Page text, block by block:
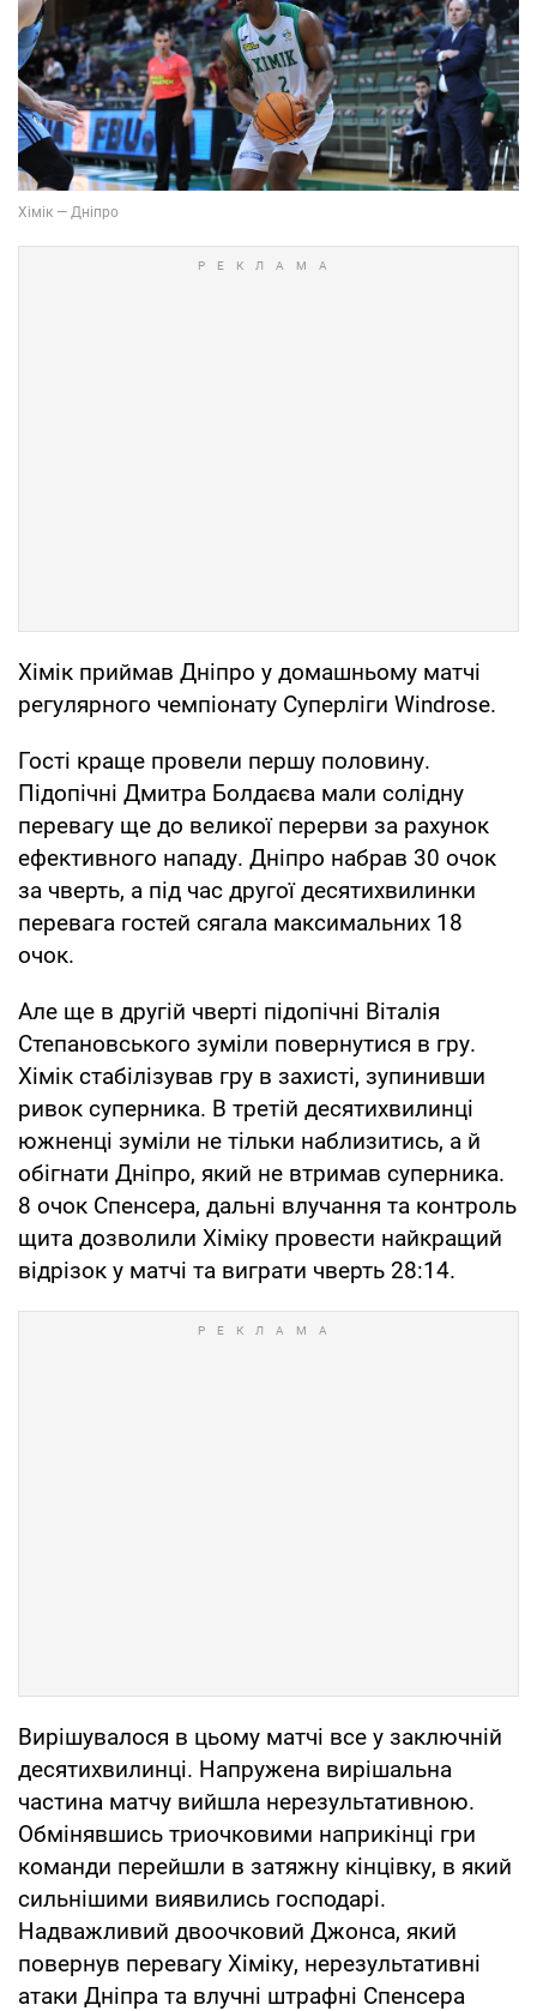
Хімік приймав Дніпро у домашньому матчі
регулярного чемпіонату Суперліги Windrose.
Гості краще провели першу половину.
Підопічні Дмитра Болдаєва мали солідну
перевагу ще до великої перерви за рахунок
ефективного нападу. Дніпро набрав 30 очок
за чверть, а під час другої десятихвилинки
перевага гостей сягала максимальних 18
очок.
Але ще в другій чверті підопічні Віталія
Степановського зуміли повернутися в гру.
Хімік стабілізував гру в захисті, зупинивши
ривок суперника. В третій десятихвилинці
южненці зуміли не тільки наблизитись, а й
обігнати Дніпро, який не втримав суперника.
8 очок Спенсера, дальні влучання та контроль
щита дозволили Хіміку провести найкращий
відрізок у матчі та виграти чверть 28:14.
Вирішувалося в цьому матчі все у заключній
десятихвилинці. Напружена вирішальна
частина матчу вийшла нерезультативною.
Обмінявшись триочковими наприкінці гри
команди перейшли в затяжну кінцівку, в який
сильнішими виявились господарі.
Надважливий двоочковий Джонса, який
повернув перевагу Хіміку, нерезультативні
атаки Дніпра та влучні штрафні Спенсера